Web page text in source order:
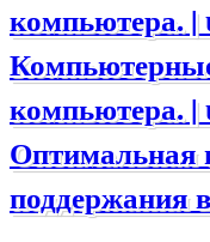
компьютера. |
Оптимальная
поддержания